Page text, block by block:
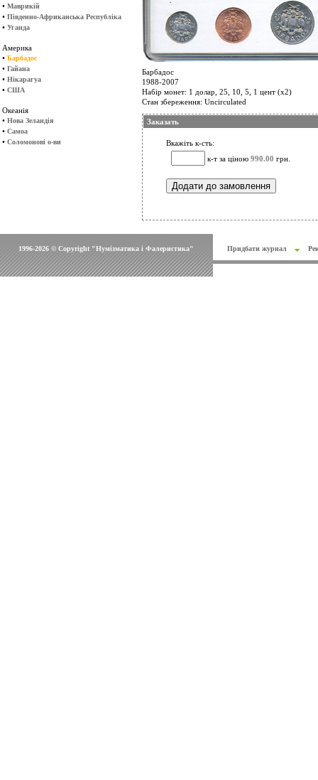
• Маврикій
• Південно-Африканська Республіка
• Уганда
Америка
• Барбадос
• Гайана
• Нікарагуа
• США
Океанія
• Нова Зеландія
• Самоа
• Соломонові о-ви
Барбадос
1988-2007
Набір монет: 1 долар, 25, 10, 5, 1 цент (х2)
Стан збереження: Uncirculated
Заказать
Вкажіть к-сть:
к-т за ціною 990.00 грн.
1996-2026 © Copyright "Нумізматика і Фалеристика" Придбати журнал